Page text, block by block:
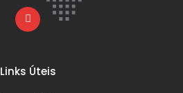
Links Úteis